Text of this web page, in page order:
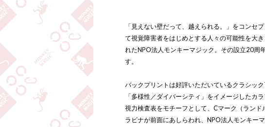
「見えない壁だって、越えられる。」をコンセ
て視覚障害者をはじめとする人々の可能性を大
れたNPO法人モンキーマジック。その設立20周
す。
バックプリントは好評いただいているクラシッ
「多様性／ダイバーシティ」をイメージしたカ
視力検査表をモチーフとして、Cマーク（ラン
ラビナが前面にあしらわれ、NPO法人モンキー